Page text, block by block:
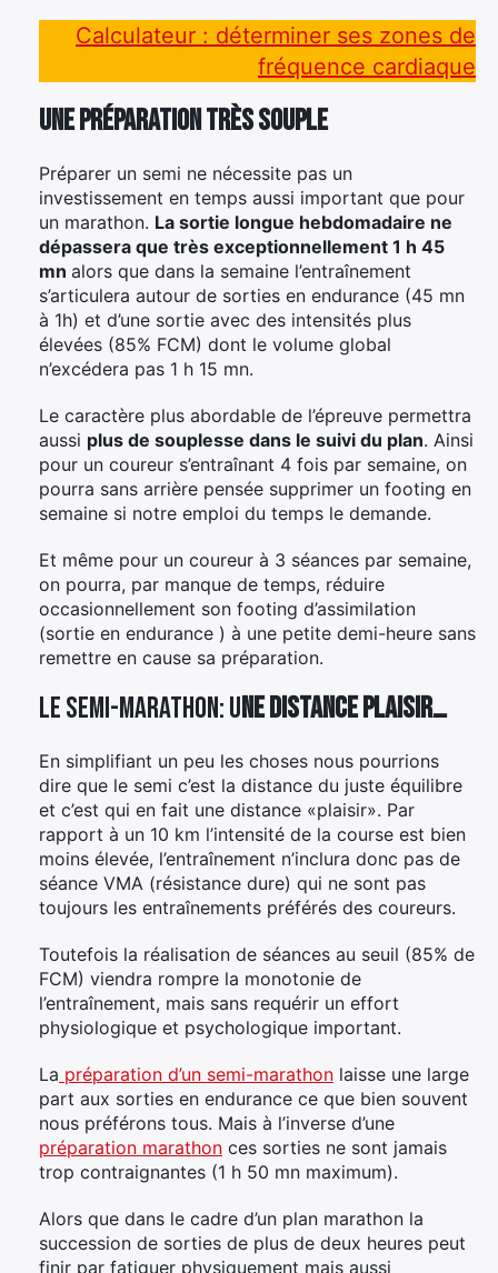
Calculateur : déterminer ses zones de
fréquence cardiaque
Une préparation très souple
Préparer un semi ne nécessite pas un
investissement en temps aussi important que pour
un marathon. La sortie longue hebdomadaire ne
dépassera que très exceptionnellement 1 h 45
mn alors que dans la semaine l’entraînement
s’articulera autour de sorties en endurance (45 mn
à 1h) et d’une sortie avec des intensités plus
élevées (85% FCM) dont le volume global
n’excédera pas 1 h 15 mn.
Le caractère plus abordable de l’épreuve permettra
aussi plus de souplesse dans le suivi du plan. Ainsi
pour un coureur s’entraînant 4 fois par semaine, on
pourra sans arrière pensée supprimer un footing en
semaine si notre emploi du temps le demande.
Et même pour un coureur à 3 séances par semaine,
on pourra, par manque de temps, réduire
occasionnellement son footing d’assimilation
(sortie en endurance ) à une petite demi-heure sans
remettre en cause sa préparation.
Le semi-marathon: une distance plaisir…
En simplifiant un peu les choses nous pourrions
dire que le semi c’est la distance du juste équilibre
et c’est qui en fait une distance «plaisir». Par
rapport à un 10 km l’intensité de la course est bien
moins élevée, l’entraînement n’inclura donc pas de
séance VMA (résistance dure) qui ne sont pas
toujours les entraînements préférés des coureurs.
Toutefois la réalisation de séances au seuil (85% de
FCM) viendra rompre la monotonie de
l’entraînement, mais sans requérir un effort
physiologique et psychologique important.
La préparation d’un semi-marathon laisse une large
part aux sorties en endurance ce que bien souvent
nous préférons tous. Mais à l’inverse d’une
préparation marathon ces sorties ne sont jamais
trop contraignantes (1 h 50 mn maximum).
Alors que dans le cadre d’un plan marathon la
succession de sorties de plus de deux heures peut
finir par fatiguer physiquement mais aussi